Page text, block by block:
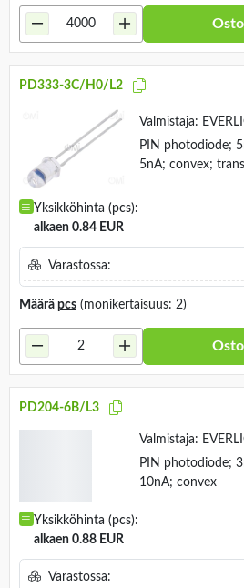
PD333-3C/H0/L2
Valmistaja:
PIN photodiode;
5nA; convex;
Yksikköhinta (pcs):
alkaen 0.84 EUR
Varastossa:
Määrä pcs(monikertaisuus: 2)
PD204-6B/L3
Valmistaja:
PIN photodiode;
10nA; convex
Yksikköhinta (pcs):